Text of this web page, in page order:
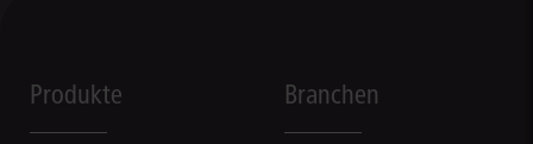
Produkte Branchen